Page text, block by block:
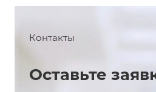
Контакты
Оставьте